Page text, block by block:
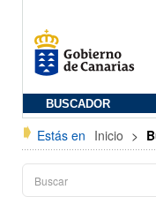
BUSCADOR
Estás en Inicio >